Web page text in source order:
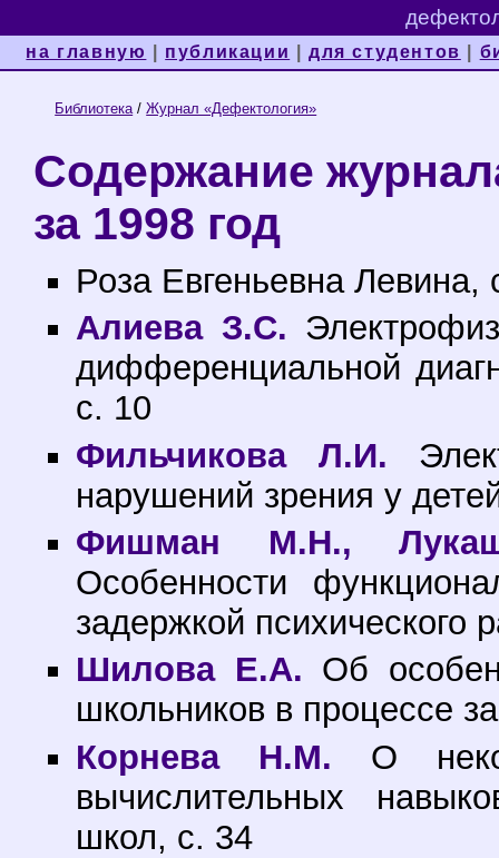
на главную публикации |для студентов
Библиотека/Журнал «Дефектология»
Содержание
за 1998 год
Роза Евгеньевна Левина,
Алиева З.С.
дифференциальной
с. 10
Фильчикова Л.И.
нарушений зрения у
Фишман М.Н.,
Особенности
задержкой психического
Шилова Е.А. Об
школьников в процессе
Корнева Н.М. О
вычислительных
школ, с. 34